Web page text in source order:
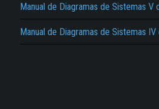
Manual de Diagramas de Sistemas V
Manual de Diagramas de Sistemas
Reportar otro tipo de error...